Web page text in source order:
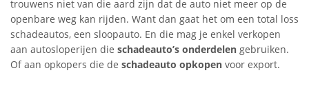
trouwens niet van die aard zijn dat de auto niet meer op de
openbare weg kan rijden. Want dan gaat het om een total loss
schadeautos, een sloopauto. En die mag je enkel verkopen
aan autosloperijen die schadeauto’s onderdelen gebruiken.
Of aan opkopers die de schadeauto opkopen voor export.